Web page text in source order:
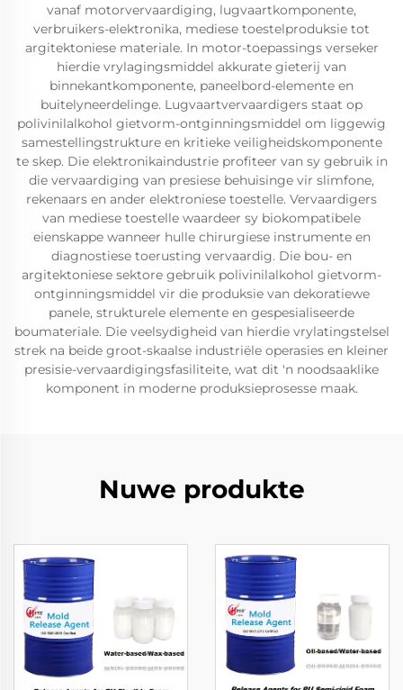
vanaf motorvervaardiging, lugvaartkomponente,
verbruikers-elektronika, mediese toestelproduksie tot
argitektoniese materiale. In motor-toepassings verseker
hierdie vrylagingsmiddel akkurate gieterij van
binnekantkomponente, paneelbord-elemente en
buitelyneerdelinge. Lugvaartvervaardigers staat op
polivinilalkohol gietvorm-ontginningsmiddel om liggewig
samestellingstrukture en kritieke veiligheidskomponente
te skep. Die elektronikaindustrie profiteer van sy gebruik in
die vervaardiging van presiese behuisinge vir slimfone,
rekenaars en ander elektroniese toestelle. Vervaardigers
van mediese toestelle waardeer sy biokompatibele
eienskappe wanneer hulle chirurgiese instrumente en
diagnostiese toerusting vervaardig. Die bou- en
argitektoniese sektore gebruik polivinilalkohol gietvorm-
ontginningsmiddel vir die produksie van dekoratiewe
panele, strukturele elemente en gespesialiseerde
boumateriale. Die veelsydigheid van hierdie vrylatingstelsel
strek na beide groot-skaalse industriële operasies en kleiner
presisie-vervaardigingsfasiliteite, wat dit 'n noodsaaklike
komponent in moderne produksieprosesse maak.
Nuwe produkte